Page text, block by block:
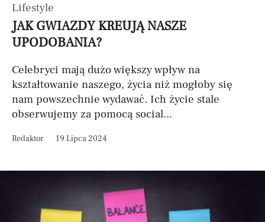
Lifestyle
JAK GWIAZDY KREUJĄ NASZE
UPODOBANIA?
Celebryci mają dużo większy wpływ na
kształtowanie naszego, życia niż mogłoby się
nam powszechnie wydawać. Ich życie stale
obserwujemy za pomocą social...
Redaktor 19 Lipca 2024